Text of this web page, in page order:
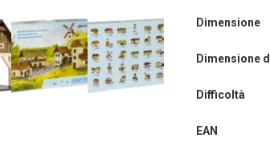
Dimensione
Dimensione
Difficoltà
EAN